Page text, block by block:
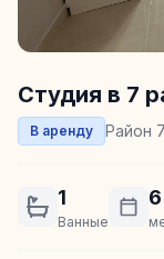
Студия в 7
В аренду Район
1
Ванные
6